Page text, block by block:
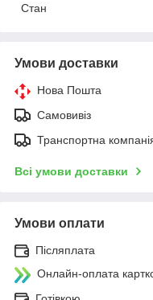
Стан
Умови доставки
Нова Пошта
Самовивіз
Транспортна
Всі умови доставки
Умови оплати
Післяплата
Онлайн-оплата